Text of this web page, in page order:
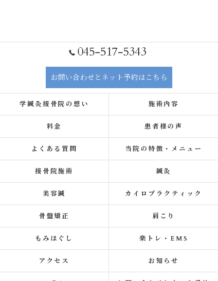
045-517-5343
お問い合わせとネット予約はこちら
学鍼灸接骨院の想い 施術内容
料金 患者様の声
よくある質問 当院の特徴・メニュー
接骨院施術 鍼灸
美容鍼 カイロプラクティック
骨盤矯正 肩こり
もみほぐし 楽トレ・EMS
アクセス お知らせ